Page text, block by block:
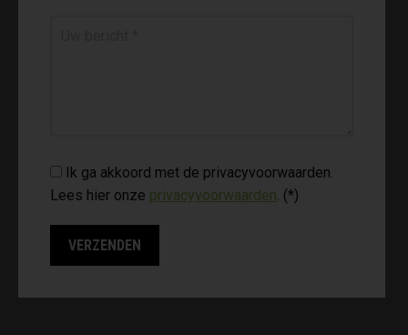
Ik ga akkoord met de privacyvoorwaarden.
Lees hier onze privacyvoorwaarden. (*)